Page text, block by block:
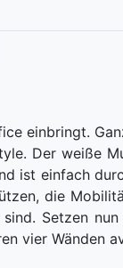
einbringt.
Der weiße
ist einfach
die
Setzen nun
vier Wänden